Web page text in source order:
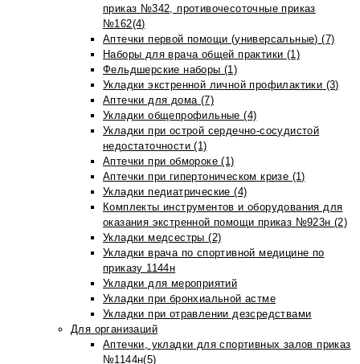
приказ №342, противочесоточные приказ
№162(4)
Аптечки первой помощи (универсальные) (7)
Наборы для врача общей практики (1)
Фельдшерские наборы (1)
Укладки экстренной личной профилактики (3)
Аптечки для дома (7)
Укладки общепрофильные (4)
Укладки при острой сердечно-сосудистой
недостаточности (1)
Аптечки при обмороке (1)
Аптечки при гипертоническом кризе (1)
Укладки педиатрические (4)
Комплекты инструментов и оборудования для
оказания экстренной помощи приказ №923н (2)
Укладки медсестры (2)
Укладки врача по спортивной медицине по
приказу 1144н
Укладки для мероприятий
Укладки при бронхиальной астме
Укладки при отравлении дезсредствами
Для организаций
Аптечки, укладки для спортивных залов приказ
№1144н(5)